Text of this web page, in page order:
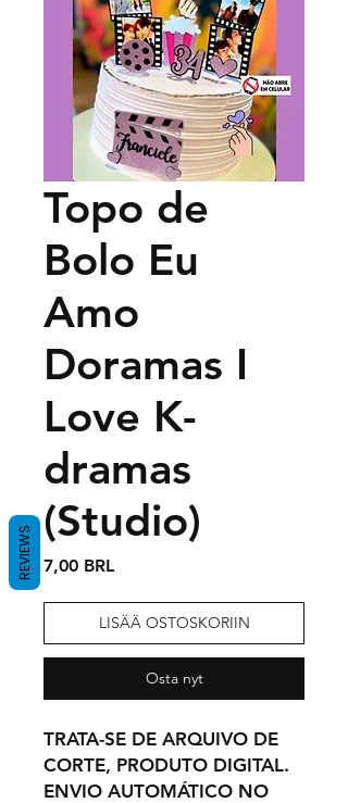
Topo de
Bolo Eu
Amo
Doramas I
Love K-
dramas
(Studio)
7,00 BRLHinta
LISÄÄ OSTOSKORIIN
Osta nyt
TRATA-SE DE ARQUIVO DE
CORTE, PRODUTO DIGITAL.
ENVIO AUTOMÁTICO NO
REVIEWS